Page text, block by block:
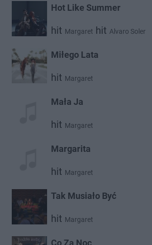
Hot Like Summer
hit Margaret hit Alvaro Soler
Miłego Lata
hit Margaret
Mała Ja
hit Margaret
Margarita
hit Margaret
Tak Musiało Być
hit Margaret
Co Za Noc